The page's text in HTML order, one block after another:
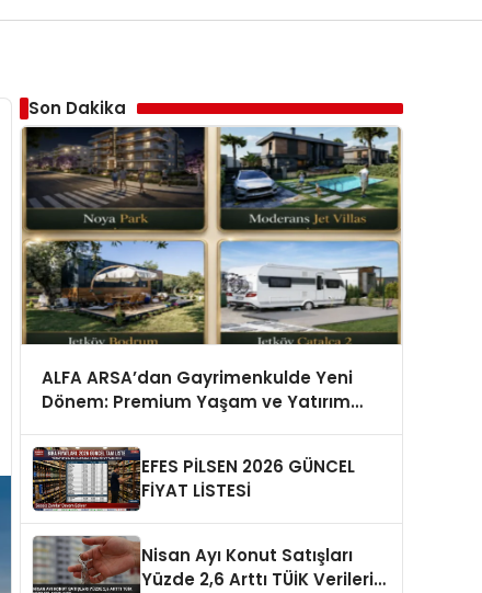
Son Dakika
ALFA ARSA’dan Gayrimenkulde Yeni
Dönem: Premium Yaşam ve Yatırım
EFES PİLSEN 2026 GÜNCEL
FİYAT LİSTESİ
Nisan Ayı Konut Satışları
Yüzde 2,6 Arttı TÜİK Verileri